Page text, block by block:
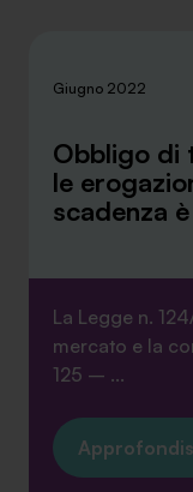
+030.3540104
all'Oam n.M336
Giugno 2022
Obbligo di
le
scadenza
La Legge n.
mercato e la
125 – ...